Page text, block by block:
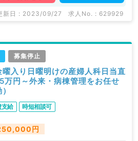
新日 : 2023/09/27 求人No. : 629929
募集停止
曜入り日曜明けの産婦人科日当直
円～外来・病棟管理をお任せ
給 時短相談可
円